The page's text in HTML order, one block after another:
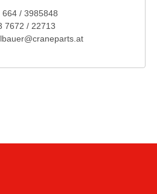
664 / 3985848
7672 / 22713